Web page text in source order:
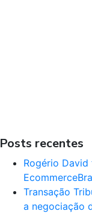
Posts recentes
Rogério
Transação
a negociação